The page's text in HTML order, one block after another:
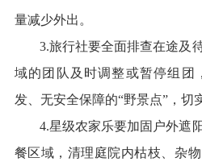
量减少外出。
3.旅行社要全面排查在途及
域的团队及时调整或暂停组团
发、无安全保障的“野景点”，切
4.星级农家乐要加固户外遮
餐区域，清理庭院内枯枝、杂